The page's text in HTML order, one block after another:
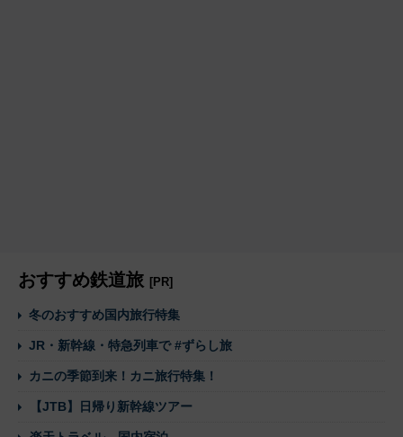
おすすめ鉄道旅 [PR]
冬のおすすめ国内旅行特集
JR・新幹線・特急列車で #ずらし旅
カニの季節到来！カニ旅行特集！
【JTB】日帰り新幹線ツアー